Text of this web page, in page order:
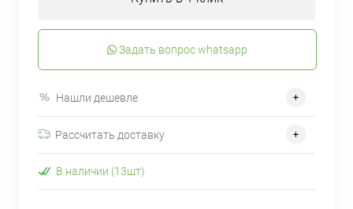
Задать вопрос whatsapp
Нашли дешевле
Рассчитать доставку
В наличии (13шт)